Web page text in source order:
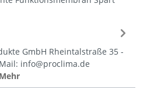
GmbH Rheintalstraße 35 -
info@proclima.de
Mehr